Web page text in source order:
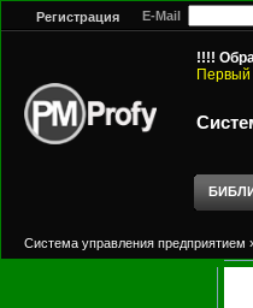
Регистрация E-Mail
!!!!
Первый
Система управления предприятием